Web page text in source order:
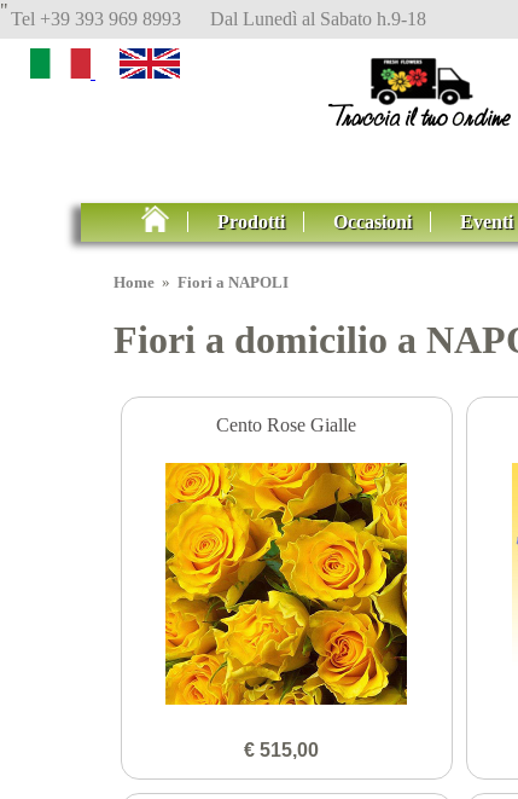
"Tel +39 393 969 8993 Dal Lunedì al Sabato h.9-18
Prodotti Occasioni Eventi
Home »Fiori a NAPOLI
Fiori a domicilio a
Cento Rose Gialle
€ 515,00